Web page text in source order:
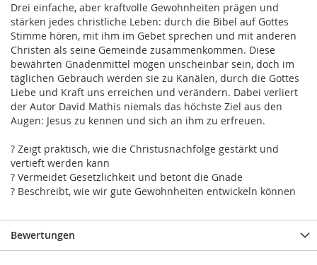
Drei einfache, aber kraftvolle Gewohnheiten prägen und
stärken jedes christliche Leben: durch die Bibel auf Gottes
Stimme hören, mit ihm im Gebet sprechen und mit anderen
Christen als seine Gemeinde zusammenkommen. Diese
bewährten Gnadenmittel mögen unscheinbar sein, doch im
täglichen Gebrauch werden sie zu Kanälen, durch die Gottes
Liebe und Kraft uns erreichen und verändern. Dabei verliert
der Autor David Mathis niemals das höchste Ziel aus den
Augen: Jesus zu kennen und sich an ihm zu erfreuen.
? Zeigt praktisch, wie die Christusnachfolge gestärkt und
vertieft werden kann
? Vermeidet Gesetzlichkeit und betont die Gnade
? Beschreibt, wie wir gute Gewohnheiten entwickeln können
Bewertungen